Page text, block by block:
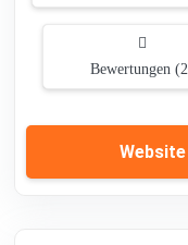
Bewertungen